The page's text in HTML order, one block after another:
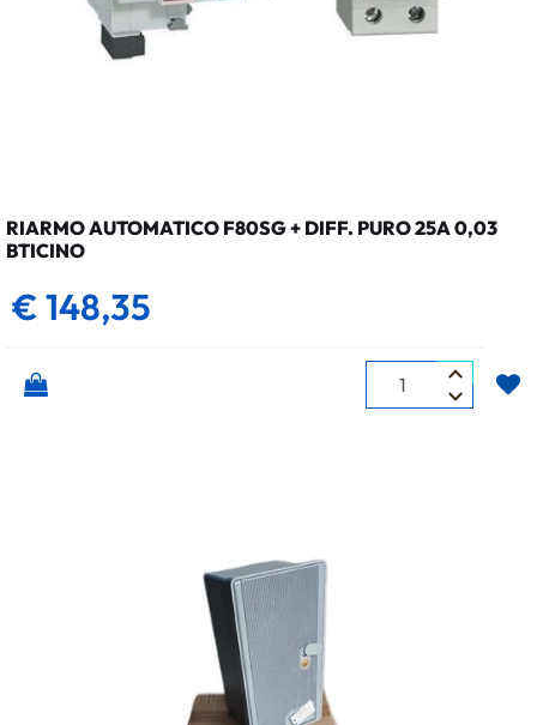
RIARMO AUTOMATICO F80SG + DIFF. PURO 25A 0,03
BTICINO
€ 148,35
Quantità